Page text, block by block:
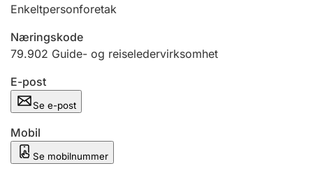
Offentlig sektor
Enkeltpersonforetak
Næringskode
79.902 Guide- og reiseledervirksomhet
E-post
Se e-post
Mobil
Se mobilnummer